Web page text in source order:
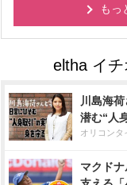
もっ
川島海
潜む“人
オリコンタ
マクド